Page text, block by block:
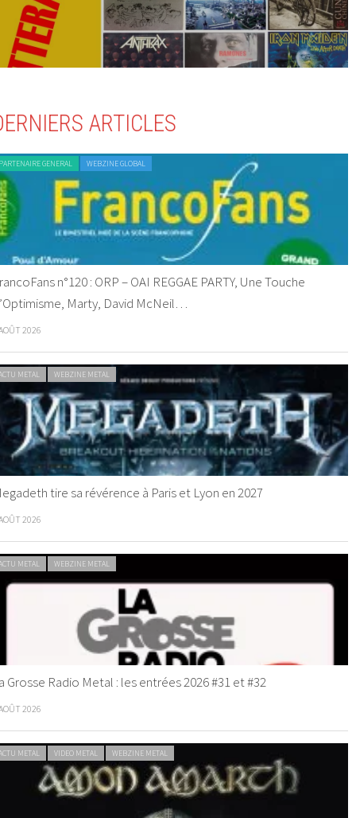
ARTICLES
GENERAL WEBZINE GLOBAL
n°120 : ORP – OAI REGGAE PARTY, Une Touche
Marty, David McNeil…
2026
METAL WEBZINE METAL
tire sa révérence à Paris et Lyon en 2027
2026
METAL WEBZINE METAL
Grosse Radio Metal : les entrées 2026 #31 et #32
2026
METAL VIDEO METAL WEBZINE METAL